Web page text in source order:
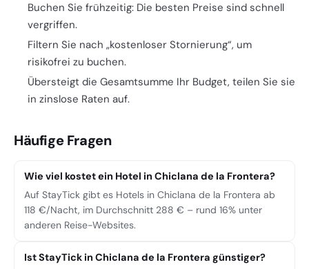
Buchen Sie frühzeitig: Die besten Preise sind schnell
vergriffen.
Filtern Sie nach „kostenloser Stornierung“, um
risikofrei zu buchen.
Übersteigt die Gesamtsumme Ihr Budget, teilen Sie sie
in zinslose Raten auf.
Häufige Fragen
Wie viel kostet ein Hotel in Chiclana de la Frontera?
Auf StayTick gibt es Hotels in Chiclana de la Frontera ab
118 €/Nacht, im Durchschnitt 288 € – rund 16% unter
anderen Reise-Websites.
Ist StayTick in Chiclana de la Frontera günstiger?